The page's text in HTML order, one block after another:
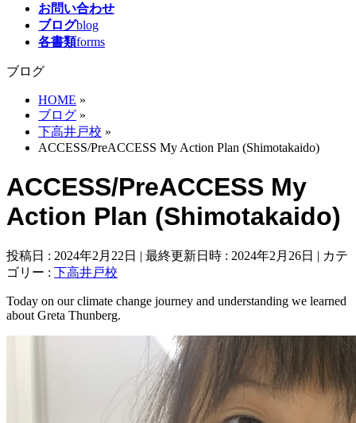
お問い合わせ
ブログblog
各書類forms
ブログ
HOME »
ブログ »
下高井戸校 »
ACCESS/PreACCESS My Action Plan (Shimotakaido)
ACCESS/PreACCESS My
Action Plan (Shimotakaido)
投稿日 : 2024年2月22日 最終更新日時 : 2024年2月26日
カテ
ゴリー : 下高井戸校
Today on our climate change journey and understanding we learned
about Greta Thunberg.